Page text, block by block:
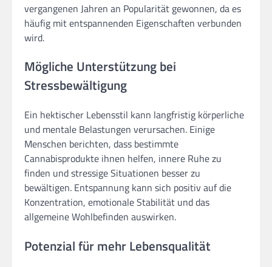
vergangenen Jahren an Popularität gewonnen, da es
häufig mit entspannenden Eigenschaften verbunden
wird.
Mögliche Unterstützung bei
Stressbewältigung
Ein hektischer Lebensstil kann langfristig körperliche
und mentale Belastungen verursachen. Einige
Menschen berichten, dass bestimmte
Cannabisprodukte ihnen helfen, innere Ruhe zu
finden und stressige Situationen besser zu
bewältigen. Entspannung kann sich positiv auf die
Konzentration, emotionale Stabilität und das
allgemeine Wohlbefinden auswirken.
Potenzial für mehr Lebensqualität